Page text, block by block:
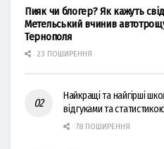
Пияк чи блогер? Як кажуть
Метельський вчинив
Тернополя
23 ПОШИРЕННЯ
Найкращі та найгірші
відгуками та
78 ПОШИРЕННЯ